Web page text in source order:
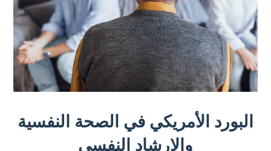
البورد الأمريكي في الصحة النفسية
والإرشاد النفسي